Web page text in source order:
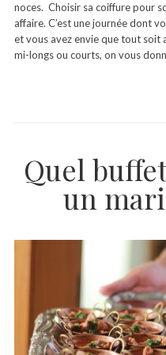
noces. Choisir sa coiffure pour
affaire. C’est une journée dont
et vous avez envie que tout soit
mi-longs ou courts, on vous
Quel
un